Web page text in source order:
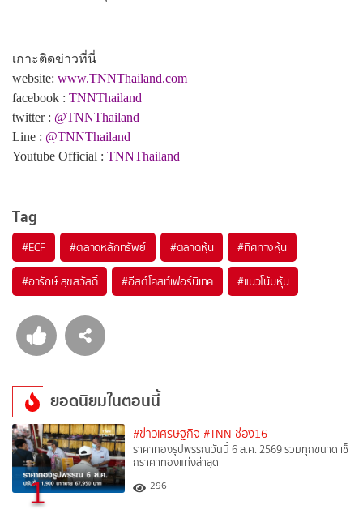
เกาะติดข่าวที่นี่
website: www.TNNThailand.com
facebook : TNNThailand
twitter : @TNNThailand
Line : @TNNThailand
Youtube Official : TNNThailand
Tag
#ECF #ตลาดหลักทรัพย์ #ตลาดหุ้น #ทิศทางหุ้น
#อารักษ์ สุขสวัสดิ์ #อีสต์โคสท์เฟอร์นิเทค #แนวโน้มหุ้น
ยอดนิยมในตอนนี้
1
#ข่าวเศรษฐกิจ #TNN ช่อง16
ราคาทองรูปพรรณวันนี้ 6 ส.ค. 2569 รวมทุกขนาด เช็
กราคาทองแท่งล่าสุด
296